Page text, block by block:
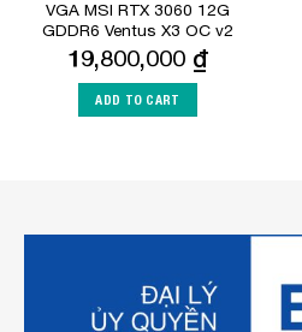
VGA MSI RTX 3060 12G
GDDR6 Ventus X3 OC v2
19,800,000 ₫
ADD TO CART